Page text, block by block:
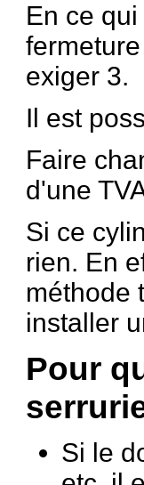
En ce
exiger 3.
Il est
Faire
d'une
Si ce
rien. En
méthode
installer
Pour
Si le